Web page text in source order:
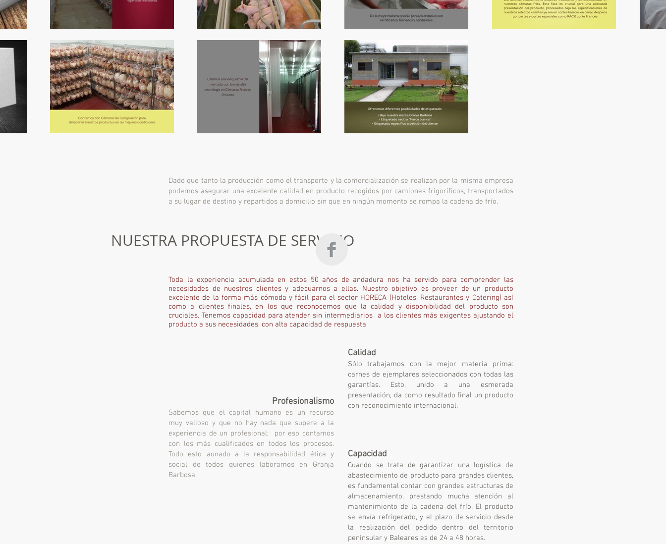
Dado que tanto la producción como el transporte y la comercialización se realizan por la misma empresa
podemos asegurar una excelente calidad en producto recogidos por camiones frigoríficos, transportados
a su lugar de destino y repartidos a domicilio sin que en ningún momento se rompa la cadena de frío.
NUESTRA PROPUESTA DE SERVICIO
Toda la experiencia acumulada en estos 50 años de andadura nos ha servido para comprender las
necesidades de nuestros clientes y adecuarnos a ellas. Nuestro objetivo es proveer de un producto
excelente de la forma más cómoda y fácil para el sector HORECA (Hoteles, Restaurantes y Catering) así
como a clientes finales, en los que reconocemos que la calidad y disponibilidad del producto son
cruciales. Tenemos capacidad para atender sin intermediarios a los clientes más exigentes ajustando el
producto a sus necesidades, con alta capacidad de respuesta
Profesionalismo
Sabemos que el capital humano es un recurso
muy valioso y que no hay nada que supere a la
experiencia de un profesional; por eso contamos
con los más cualificados en todos los procesos.
Todo esto aunado a la responsabilidad ética y
social de todos quienes laboramos en Granja
Barbosa.
Calidad
Sólo trabajamos con la mejor materia prima:
carnes de ejemplares seleccionados con todas las
garantías. Esto, unido a una esmerada
presentación, da como resultado final un producto
con reconocimiento internacional.
Capacidad
Cuando se trata de garantizar una logística de
abastecimiento de producto para grandes clientes,
es fundamental contar con grandes estructuras de
almacenamiento, prestando mucha atención al
mantenimiento de la cadena del frío. El producto
se envía refrigerado, y el plazo de servicio desde
la realización del pedido dentro del territorio
peninsular y Baleares es de 24 a 48 horas.